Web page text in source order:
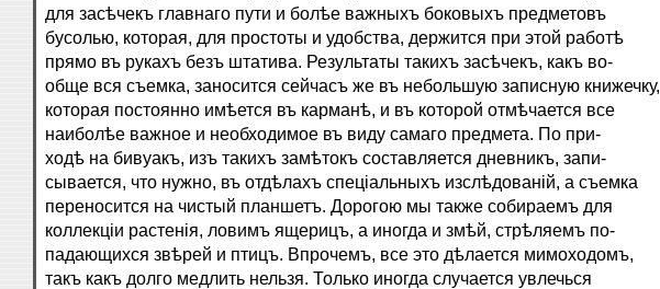
для засѣчекъ главнаго пути и болѣе важныхъ боковыхъ предметовъ
бусолью, которая, для простоты и удобства, держится при этой работѣ
прямо въ рукахъ безъ штатива. Результаты такихъ засѣчекъ, какъ во-
обще вся съемка, заносится сейчасъ же въ небольшую записную книжечку,
которая постоянно имѣется въ карманѣ, и въ которой отмѣчается все
наиболѣе важное и необходимое въ виду самаго предмета. По при-
ходѣ на бивуакъ, изъ такихъ замѣтокъ составляется дневникъ, запи-
сывается, что нужно, въ отдѣлахъ спеціальныхъ изслѣдованій, а съемка
переносится на чистый планшетъ. Дорогою мы также собираемъ для
коллекціи растенія, ловимъ ящерицъ, а иногда и змѣй, стрѣляемъ по-
падающихся звѣрей и птицъ. Впрочемъ, все это дѣлается мимоходомъ,
такъ какъ долго медлить нельзя. Только иногда случается увлечься